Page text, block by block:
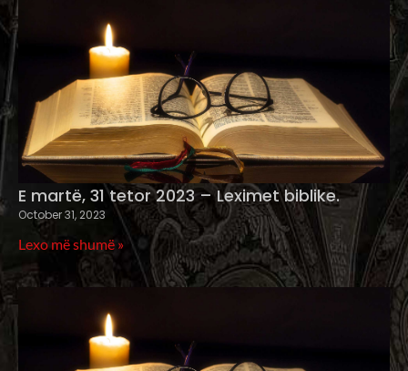
E martë, 31 tetor 2023 – Leximet biblike.
October 31, 2023
Lexo më shumë »